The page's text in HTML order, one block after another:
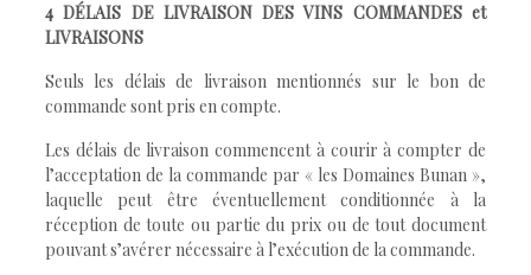
4 DÉLAIS DE LIVRAISON DES VINS COMMANDES et
LIVRAISONS
Seuls les délais de livraison mentionnés sur le bon de
commande sont pris en compte.
Les délais de livraison commencent à courir à compter de
l’acceptation de la commande par « les Domaines Bunan »,
laquelle peut être éventuellement conditionnée à la
réception de toute ou partie du prix ou de tout document
pouvant s’avérer nécessaire à l’exécution de la commande.